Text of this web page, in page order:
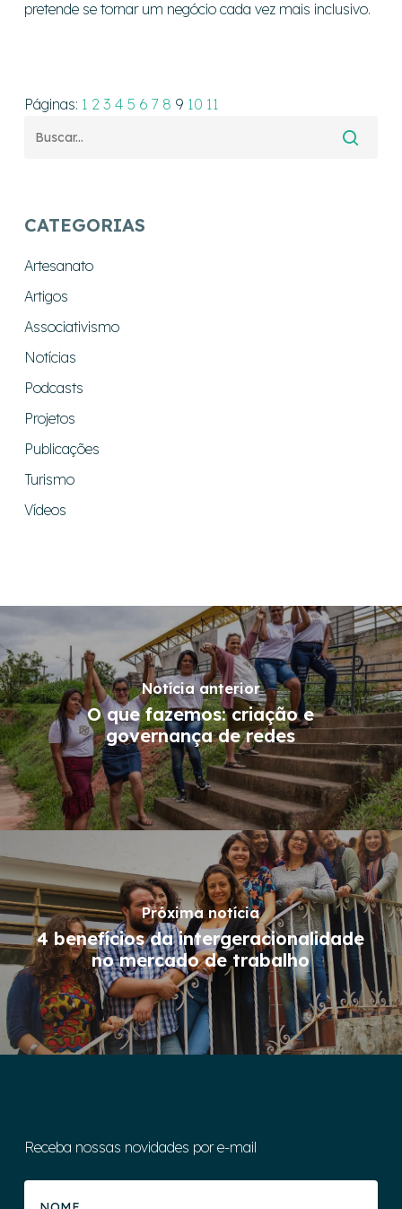
pretende se tornar um negócio cada vez mais inclusivo.
Páginas: 1 2 3 4 5 6 7 8 9 10 11
CATEGORIAS
Artesanato
Artigos
Associativismo
Notícias
Podcasts
Projetos
Publicações
Turismo
Vídeos
Notícia anterior
O que fazemos: criação e
governança de redes
Próxima notícia
4 benefícios da intergeracionalidade
no mercado de trabalho
Receba nossas novidades por e-mail